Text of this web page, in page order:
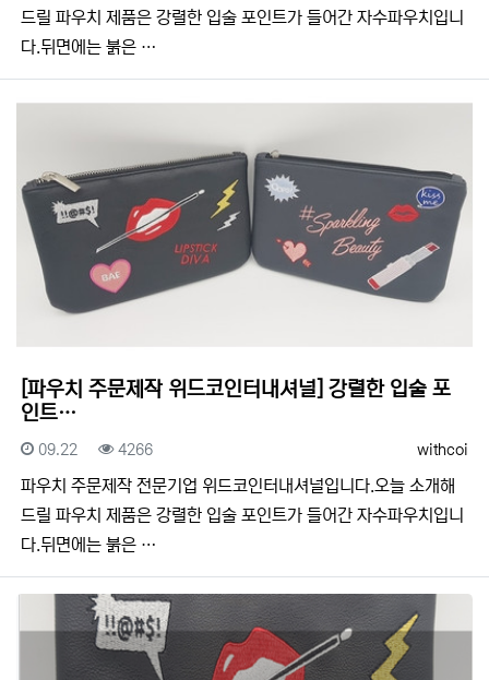
드릴 파우치 제품은 강렬한 입술 포인트가 들어간 자수파우치입니
다.뒤면에는 붉은 …
[파우치 주문제작 위드코인터내셔널] 강렬한 입술 포
인트…
등록자
withcoi
등록일
09.22 조회
4266
​​파우치 주문제작 전문기업 위드코인터내셔널입니다.​​오늘 소개해
드릴 파우치 제품은 강렬한 입술 포인트가 들어간 자수파우치입니
다.뒤면에는 붉은 …